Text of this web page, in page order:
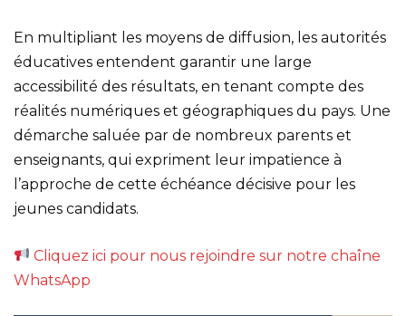
En multipliant les moyens de diffusion, les autorités
éducatives entendent garantir une large
accessibilité des résultats, en tenant compte des
réalités numériques et géographiques du pays. Une
démarche saluée par de nombreux parents et
enseignants, qui expriment leur impatience à
l’approche de cette échéance décisive pour les
jeunes candidats.
Cliquez ici pour nous rejoindre sur notre chaîne
WhatsApp